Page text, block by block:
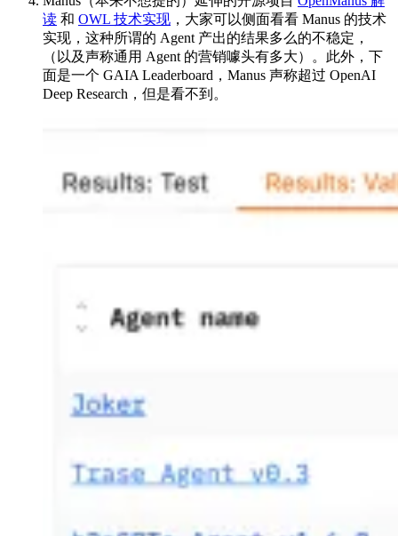
读 和 OWL 技术实现 ，大家可以侧面看看 Manus 的技术
实现，这种所谓的 Agent 产出的结果多么的不稳定，
（以及声称通用 Agent 的营销噱头有多大）。此外，下
面是一个 GAIA Leaderboard，Manus 声称超过 OpenAI
Deep Research，但是看不到。